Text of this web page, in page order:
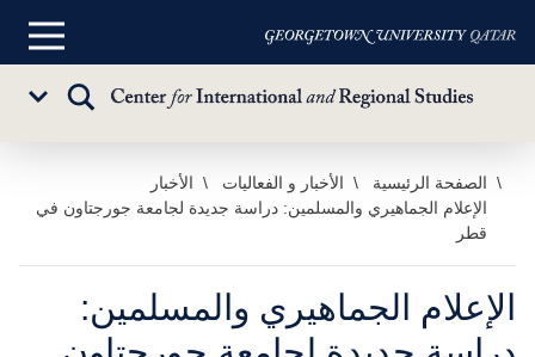
تخطي
المحتوى
الرئيسي
القائمة
تبديل
الصفحة الرئيسية الأخبار و الفعاليات
الأخبار
الإعلام الجماهيري والمسلمين: دراسة جديدة لجامعة جورجتاون في
قطر
الإعلام الجماهيري والمسلمين: